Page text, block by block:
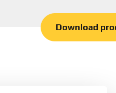
Download